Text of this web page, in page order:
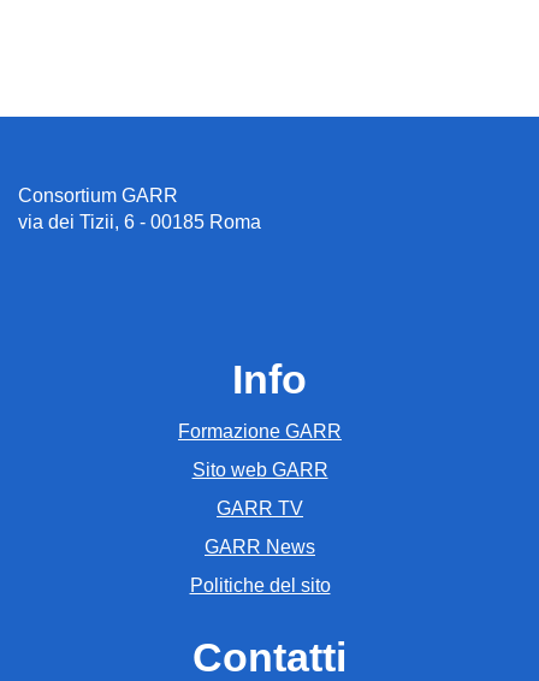
Consortium GARR
via dei Tizii, 6 - 00185 Roma
Info
Formazione GARR
Sito web GARR
GARR TV
GARR News
Politiche del sito
Contatti